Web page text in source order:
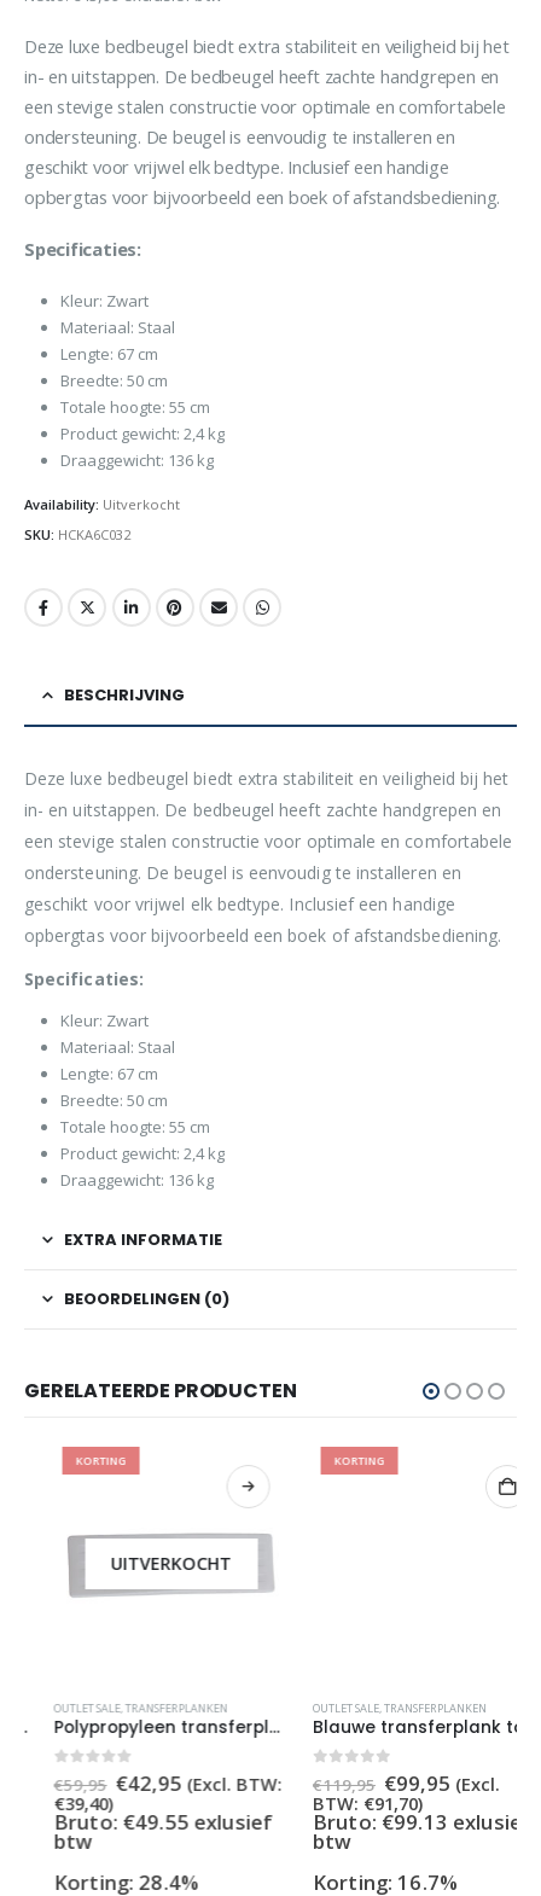
Deze luxe bedbeugel biedt extra stabiliteit en veiligheid bij het
in- en uitstappen. De bedbeugel heeft zachte handgrepen en
een stevige stalen constructie voor optimale en comfortabele
ondersteuning. De beugel is eenvoudig te installeren en
geschikt voor vrijwel elk bedtype. Inclusief een handige
opbergtas voor bijvoorbeeld een boek of afstandsbediening.
Specificaties:
Kleur: Zwart
Materiaal: Staal
Lengte: 67 cm
Breedte: 50 cm
Totale hoogte: 55 cm
Product gewicht: 2,4 kg
Draaggewicht: 136 kg
Availability: Uitverkocht
SKU: HCKA6C032
BESCHRIJVING
Deze luxe bedbeugel biedt extra stabiliteit en veiligheid bij het
in- en uitstappen. De bedbeugel heeft zachte handgrepen en
een stevige stalen constructie voor optimale en comfortabele
ondersteuning. De beugel is eenvoudig te installeren en
geschikt voor vrijwel elk bedtype. Inclusief een handige
opbergtas voor bijvoorbeeld een boek of afstandsbediening.
Specificaties:
Kleur: Zwart
Materiaal: Staal
Lengte: 67 cm
Breedte: 50 cm
Totale hoogte: 55 cm
Product gewicht: 2,4 kg
Draaggewicht: 136 kg
EXTRA INFORMATIE
BEOORDELINGEN (0)
GERELATEERDE PRODUCTEN
KORTING
UITVERKOCHT
OUTLET SALE,TRANSFERPLANKEN
Polypropyleen transferplank tot 100 kg
out of 5
59,95 Oorspronkelijke
prijs
was:
€59,95.
€42,95Huidige
prijs
is:
(Excl. BTW:
39,40)
Bruto: €49.55 exlusief
btw
Korting: 28.4%
KORTING
OUTLET SALE,TRANSFERPLANKEN
Blauwe transferplank tot 150 kg
119,95 Oorspronkelijke
prijs
was:
€99,95Huidige
prijs
is:
(Excl.
BTW:€91,70)
Bruto: €99.13 exlusief
btw
Korting: 16.7%